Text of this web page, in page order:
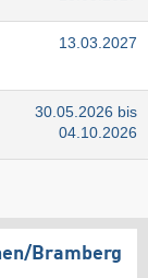
13.03.2027
30.05.2026 bis
04.10.2026
​Bramberg